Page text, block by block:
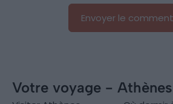
Votre voyage - Athènes